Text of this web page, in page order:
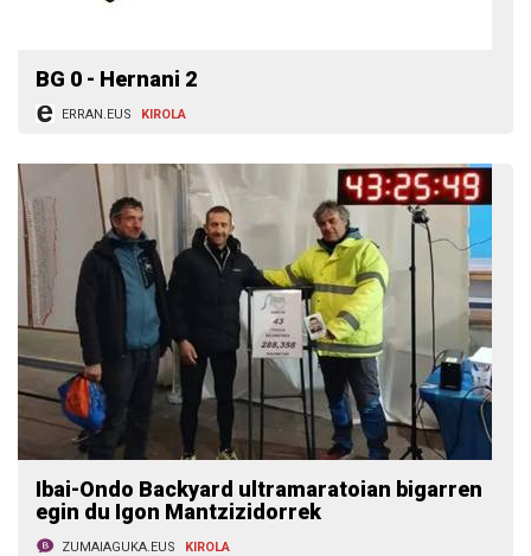
BG 0 - Hernani 2
ERRAN.EUS KIROLA
Ibai-Ondo Backyard ultramaratoian bigarren
egin du Igon Mantzizidorrek
ZUMAIAGUKA.EUS KIROLA